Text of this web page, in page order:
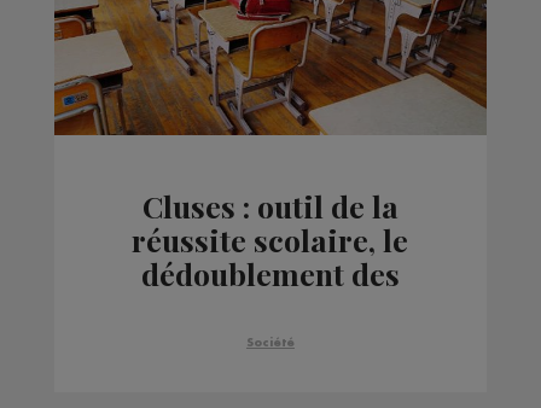
Cluses : outil de la
réussite scolaire, le
dédoublement des
Société